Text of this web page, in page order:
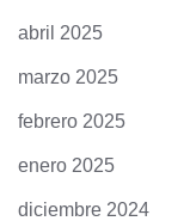
abril 2025
marzo 2025
febrero 2025
enero 2025
diciembre 2024